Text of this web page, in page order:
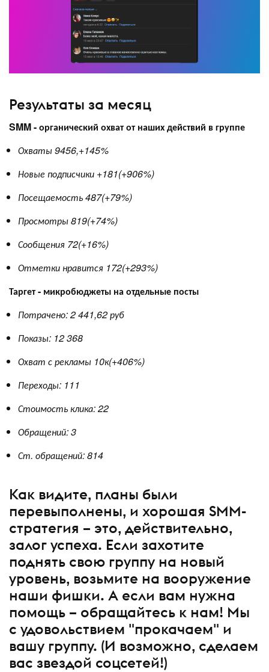
Результаты за месяц
SMM - органический охват от наших действий в группе
Охваты 9456,+145%
Новые подписчики +181(+906%)
Посещаемость 487(+79%)
Просмотры 819(+74%)
Сообщения 72(+16%)
Отметки нравится 172(+293%)
Таргет - микробюджеты на отдельные посты
Потрачено: 2 441,62 руб
Показы: 12 368
Охват с рекламы 10к(+406%)
Переходы: 111
Стоимость клика: 22
Обращений: 3
Ст. обращений: 814
Как видите, планы были
перевыполнены, и хорошая SMM-
стратегия – это, действительно,
залог успеха. Если захотите
поднять свою группу на новый
уровень, возьмите на вооружение
наши фишки. А если вам нужна
помощь – обращайтесь к нам! Мы
с удовольствием "прокачаем" и
вашу группу. (И возможно, сделаем
вас звездой соцсетей!)